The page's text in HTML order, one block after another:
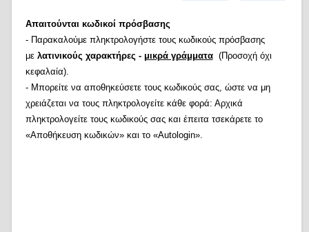
Απαιτούνται κωδικοί πρόσβασης
- Παρακαλούμε πληκτρολογήστε τους κωδικούς πρόσβασης
με λατινικούς χαρακτήρες - μικρά γράμματα(Προσοχή όχι
κεφαλαία).
- Μπορείτε να αποθηκεύσετε τους κωδικούς σας, ώστε να μη
χρειάζεται να τους πληκτρολογείτε κάθε φορά: Αρχικά
πληκτρολογείτε τους κωδικούς σας και έπειτα τσεκάρετε το
«Αποθήκευση κωδικών» και το «Autologin».